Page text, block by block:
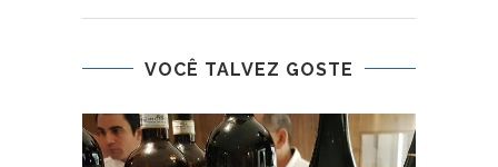
VOCÊ TALVEZ GOSTE